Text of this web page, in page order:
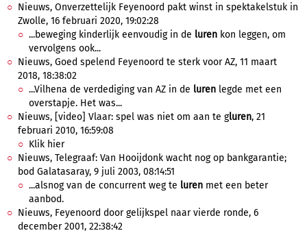
Nieuws, Onverzettelijk Feyenoord pakt winst in spektakelstuk in
Zwolle, 16 februari 2020, 19:02:28
...beweging kinderlijk eenvoudig in de luren kon leggen, om
vervolgens ook...
Nieuws, Goed spelend Feyenoord te sterk voor AZ, 11 maart
2018, 18:38:02
...Vilhena de verdediging van AZ in de luren legde met een
overstapje. Het was...
Nieuws, [video] Vlaar: spel was niet om aan te gluren, 21
februari 2010, 16:59:08
Klik hier
Nieuws, Telegraaf: Van Hooijdonk wacht nog op bankgarantie;
bod Galatasaray, 9 juli 2003, 08:14:51
...alsnog van de concurrent weg te luren met een beter
aanbod.
Nieuws, Feyenoord door gelijkspel naar vierde ronde, 6
december 2001, 22:38:42